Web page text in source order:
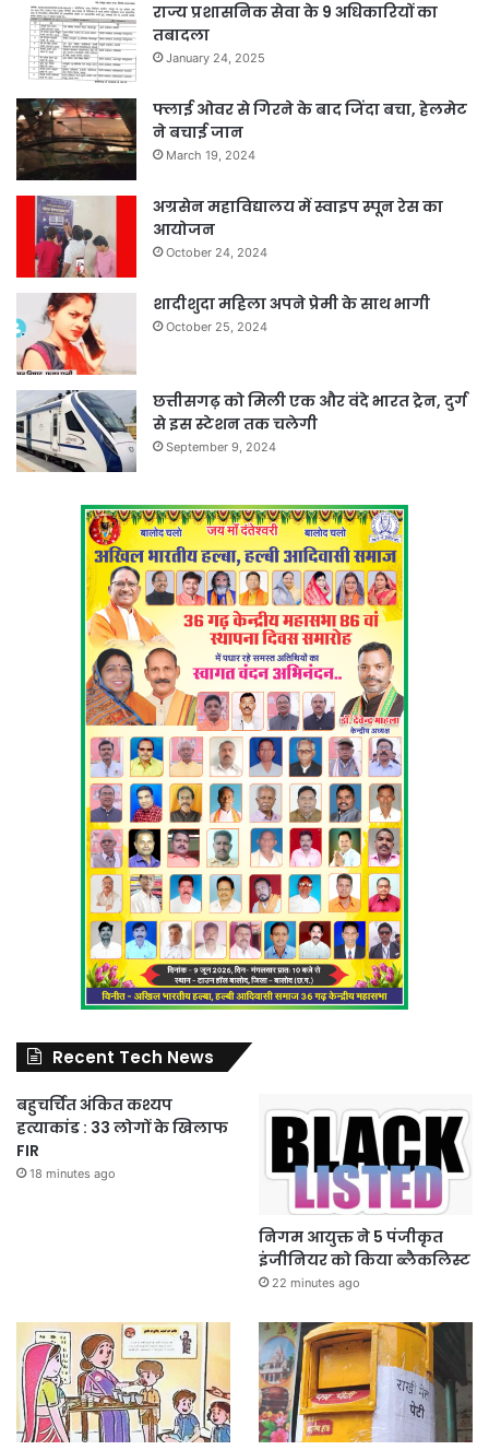
राज्य प्रशासनिक सेवा के 9 अधिकारियों का
तबादला
January 24, 2025
फ्लाई ओवर से गिरने के बाद जिंदा बचा, हेलमेट
ने बचाई जान
March 19, 2024
अग्रसेन महाविद्यालय में स्वाइप स्पून रेस का
आयोजन
October 24, 2024
शादीशुदा महिला अपने प्रेमी के साथ भागी
October 25, 2024
छत्तीसगढ़ को मिली एक और वंदे भारत ट्रेन, दुर्ग
से इस स्टेशन तक चलेगी
September 9, 2024
Recent Tech News
बहुचर्चित अंकित कश्यप
हत्याकांड : 33 लोगों के खिलाफ
FIR
18 minutes ago
निगम आयुक्त ने 5 पंजीकृत
इंजीनियर को किया ब्लैकलिस्ट
22 minutes ago